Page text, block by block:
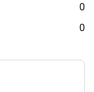
0
0